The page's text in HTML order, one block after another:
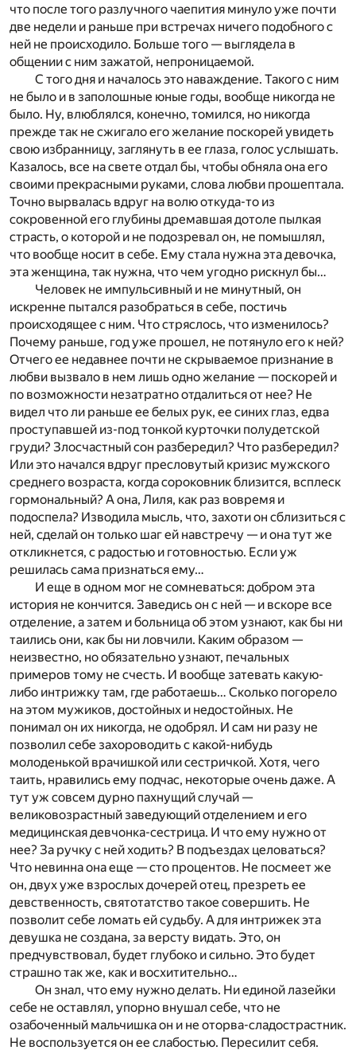
что после того разлучного чаепития минуло уже почти
две недели и раньше при встречах ничего подобного с
ней не происходило. Больше того — выглядела в
общении с ним зажатой, непроницаемой.
С того дня и началось это наваждение. Такого с ним
не было и в заполошные юные годы, вообще никогда не
было. Ну, влюблялся, конечно, томился, но никогда
прежде так не сжигало его желание поскорей увидеть
свою избранницу, заглянуть в ее глаза, голос услышать.
Казалось, все на свете отдал бы, чтобы обняла она его
своими прекрасными руками, слова любви прошептала.
Точно вырвалась вдруг на волю откуда-то из
сокровенной его глубины дремавшая дотоле пылкая
страсть, о которой и не подозревал он, не помышлял,
что вообще носит в себе. Ему стала нужна эта девочка,
эта женщина, так нужна, что чем угодно рискнул бы…
Человек не импульсивный и не минутный, он
искренне пытался разобраться в себе, постичь
происходящее с ним. Что стряслось, что изменилось?
Почему раньше, год уже прошел, не потянуло его к ней?
Отчего ее недавнее почти не скрываемое признание в
любви вызвало в нем лишь одно желание — поскорей и
по возможности незатратно отдалиться от нее? Не
видел что ли раньше ее белых рук, ее синих глаз, едва
проступавшей из-под тонкой курточки полудетской
груди? Злосчастный сон разбередил? Что разбередил?
Или это начался вдруг пресловутый кризис мужского
среднего возраста, когда сороковник близится, всплеск
гормональный? А она, Лиля, как раз вовремя и
подоспела? Изводила мысль, что, захоти он сблизиться с
ней, сделай он только шаг ей навстречу — и она тут же
откликнется, с радостью и готовностью. Если уж
решилась сама признаться ему…
И еще в одном мог не сомневаться: добром эта
история не кончится. Заведись он с ней — и вскоре все
отделение, а затем и больница об этом узнают, как бы ни
таились они, как бы ни ловчили. Каким образом —
неизвестно, но обязательно узнают, печальных
примеров тому не счесть. И вообще затевать какую-
либо интрижку там, где работаешь… Сколько погорело
на этом мужиков, достойных и недостойных. Не
понимал он их никогда, не одобрял. И сам ни разу не
позволил себе захороводить с какой-нибудь
молоденькой врачишкой или сестричкой. Хотя, чего
таить, нравились ему подчас, некоторые очень даже. А
тут уж совсем дурно пахнущий случай —
великовозрастный заведующий отделением и его
медицинская девчонка-сестрица. И что ему нужно от
нее? За ручку с ней ходить? В подъездах целоваться?
Что невинна она еще — сто процентов. Не посмеет же
он, двух уже взрослых дочерей отец, презреть ее
девственность, святотатство такое совершить. Не
позволит себе ломать ей судьбу. А для интрижек эта
девушка не создана, за версту видать. Это, он
предчувствовал, будет глубоко и сильно. Это будет
страшно так же, как и восхитительно…
Он знал, что ему нужно делать. Ни единой лазейки
себе не оставлял, упорно внушал себе, что не
озабоченный мальчишка он и не оторва-сладострастник.
Не воспользуется он ее слабостью. Пересилит себя.